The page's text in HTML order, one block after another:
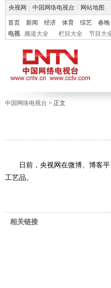
央视网 中国网络电视台 网站地图
首页 新闻 经济 体育 综艺 春晚
电视
频道大全 栏目大全 节目大
中国网络电视台 > 正文
日前，央视网在微博、博客平
工艺品。
相关链接